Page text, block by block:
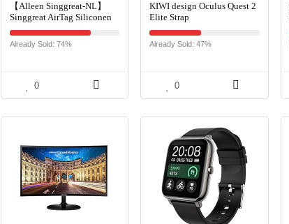
【Alleen Singgreat-NL】
Singgreat AirTag Siliconen
Hoesje 6 Pack, AirTag
Houders Compatibel met
Apple AirTag
Already Sold: 74%
0
KIWI design Oculus Quest 2
Elite Strap
Already Sold: 47%
0